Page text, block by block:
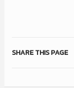
SHARE THIS PAGE